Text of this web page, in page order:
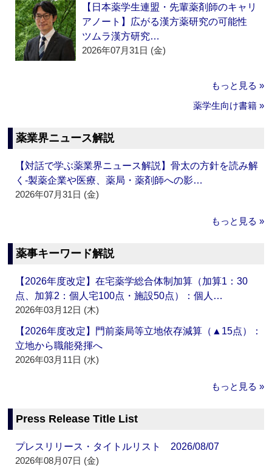
【日本薬学生連盟・先輩薬剤師のキャリ
アノート】広がる漢方薬研究の可能性
ツムラ漢方研究…
2026年07月31日 (金)
もっと見る »
薬学生向け書籍 »
薬業界ニュース解説
【対話で学ぶ薬業界ニュース解説】骨太の方針を読み解
く‐製薬企業や医療、薬局・薬剤師への影…
2026年07月31日 (金)
もっと見る »
薬事キーワード解説
【2026年度改定】在宅薬学総合体制加算（加算1：30
点、加算2：個人宅100点・施設50点）：個人…
2026年03月12日 (木)
【2026年度改定】門前薬局等立地依存減算（▲15点）：
立地から職能発揮へ
2026年03月11日 (水)
もっと見る »
Press Release Title List
プレスリリース・タイトルリスト 2026/08/07
2026年08月07日 (金)